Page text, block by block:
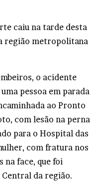
caiu na tarde desta
região metropolitana
o acidente
pessoa em parada
ao Pronto
com lesão na perna
para o Hospital das
com fratura nos
na face, que foi
da região.